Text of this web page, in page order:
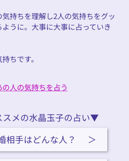
持ちを理解し2人の気持ちをグッ
うに。大事に大事に占っていき
ちです。
人の気持ちを占う
人の気持ちを占う
メの水晶玉子の占い▼
相手はどんな人？